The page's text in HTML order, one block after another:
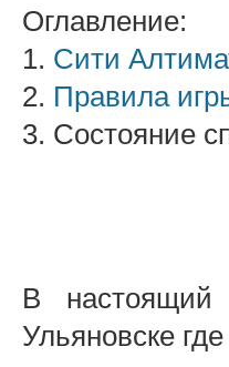
Оглавление:
1. Сити
2. Правила
3. Состояние
В настоящий
Ульяновске